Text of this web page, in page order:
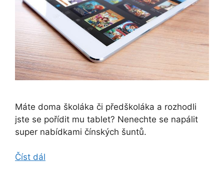
Máte doma školáka či předškoláka a rozhodli
jste se pořídit mu tablet? Nenechte se napálit
super nabídkami čínských šuntů.
Číst dál